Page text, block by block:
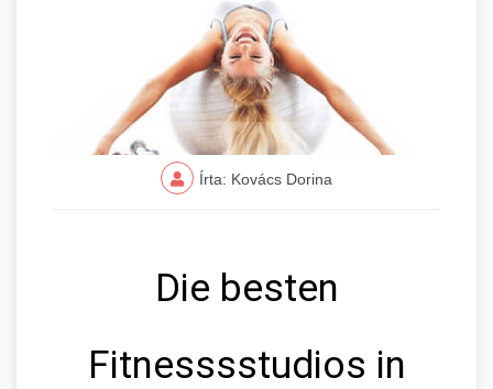
Írta: Kovács Dorina
Die besten
Fitnesssstudios in